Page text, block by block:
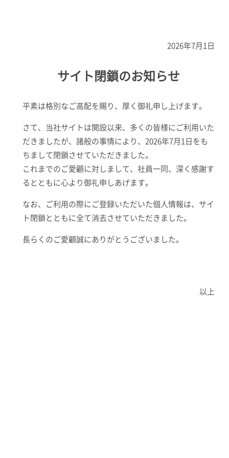
2026年7月1日
サイト閉鎖のお知らせ
平素は格別なご高配を賜り、厚く御礼申し上げます。
さて、当社サイトは開設以来、多くの皆様にご利用いた
だきましたが、諸般の事情により、2026年7月1日をも
ちまして閉鎖させていただきました。
これまでのご愛顧に対しまして、社員一同、深く感謝す
るとともに心より御礼申しあげます。
なお、ご利用の際にご登録いただいた個人情報は、サイ
ト閉鎖とともに全て消去させていただきました。
長らくのご愛顧誠にありがとうございました。
以上